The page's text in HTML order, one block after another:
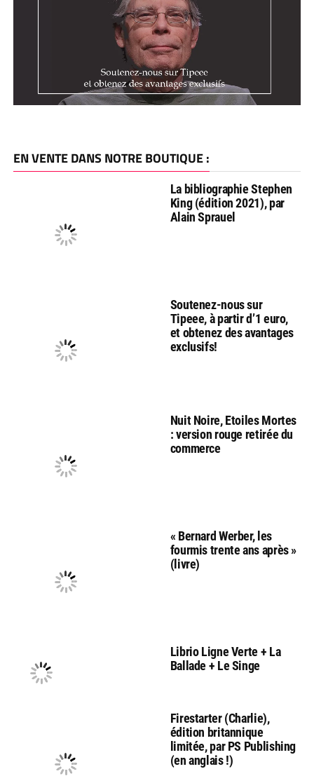
EN VENTE DANS NOTRE BOUTIQUE :
La bibliographie Stephen
King (édition 2021), par
Alain Sprauel
Soutenez-nous sur
Tipeee, à partir d’1 euro,
et obtenez des avantages
exclusifs!
Nuit Noire, Etoiles Mortes
: version rouge retirée du
commerce
« Bernard Werber, les
fourmis trente ans après »
(livre)
Librio Ligne Verte + La
Ballade + Le Singe
Firestarter (Charlie),
édition britannique
limitée, par PS Publishing
(en anglais !)